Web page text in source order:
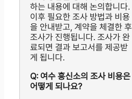
하는 내용에 대해 논의합니다.
이후 필요한 조사 방법과 비용
을 안내받고, 계약을 체결한 후
조사가 진행됩니다. 조사가 완
료되면 결과 보고서를 제공받
게 됩니다.
Q: 여수 흥신소의 조사 비용은
어떻게 되나요?